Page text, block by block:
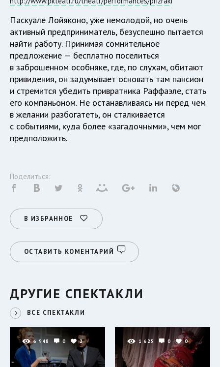
Паскуале Лойяконо, уже немолодой, но очень
активный предприниматель, безуспешно пытается
найти работу. Принимая сомнительное
предложение — бесплатно поселиться
в заброшенном особняке, где, по слухам, обитают
привидения, он задумывает основать там пансион
и стремится убедить привратника Раффаэле, стать
его компаньоном. Не останавливаясь ни перед чем
в желании разбогатеть, он сталкивается
с событиями, куда более «загадочными», чем мог
предположить.
Поделиться:
В ИЗБРАННОЕ
ОСТАВИТЬ КОМЕНТАРИЙ
ДРУГИЕ СПЕКТАКЛИ
ВСЕ СПЕКТАКЛИ
6 948 0 2 1 625 0 0